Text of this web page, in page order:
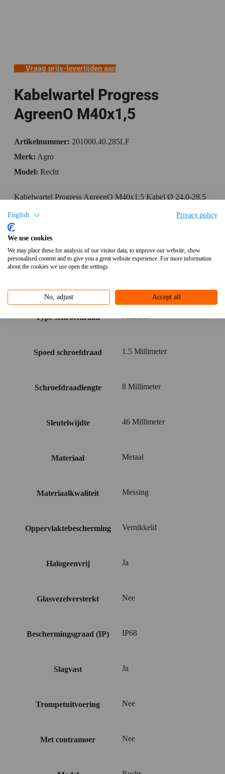
English Privacy policy
We use cookies
We may place these for analysis of our visitor data, to improve our website, show
personalised content and to give you a great website experience. For more information
about the cookies we use open the settings.
No, adjust Accept all
Vraag prijs-levertijden aan
Kabelwartel Progress
AgreenO M40x1,5
Artikelnummer: 201000.40.285LF
Merk: Agro
Model: Recht
Kabelwartel Progress AgreenO M40x1,5 Kabel Ø 24,0-28,5
mm (UL 27,9-28,5 mm) messing CuZn21Si3P loodvrij
Specificaties
Bijlagen
Type schroefdraad
Spoed schroefdraad 1.5 Millimeter
Schroefdraadlengte 8 Millimeter
Sleutelwijdte 46 Millimeter
Materiaal Metaal
Materiaalkwaliteit Messing
Oppervlaktebescherming Vernikkeld
Halogeenvrij Ja
Glasvezelversterkt Nee
Beschermingsgraad (IP) IP68
Slagvast Ja
Trompetuitvoering Nee
Met contramoer Nee